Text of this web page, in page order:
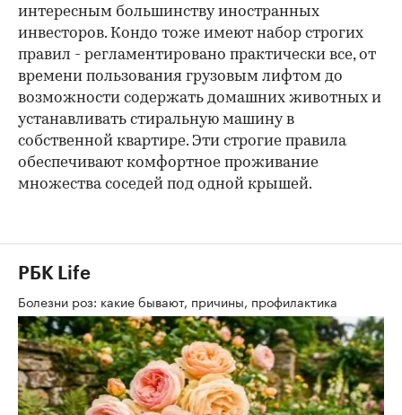
интересным большинству иностранных
инвесторов. Кондо тоже имеют набор строгих
правил - регламентировано практически все, от
времени пользования грузовым лифтом до
возможности содержать домашних животных и
устанавливать стиральную машину в
собственной квартире. Эти строгие правила
обеспечивают комфортное проживание
множества соседей под одной крышей.
РБК Life
Болезни роз: какие бывают, причины, профилактика